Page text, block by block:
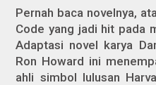
Pernah baca novelnya,
Codeyang jadi hit pada
Adaptasi novel karya
Ron Howard ini
ahli simbol lulusan